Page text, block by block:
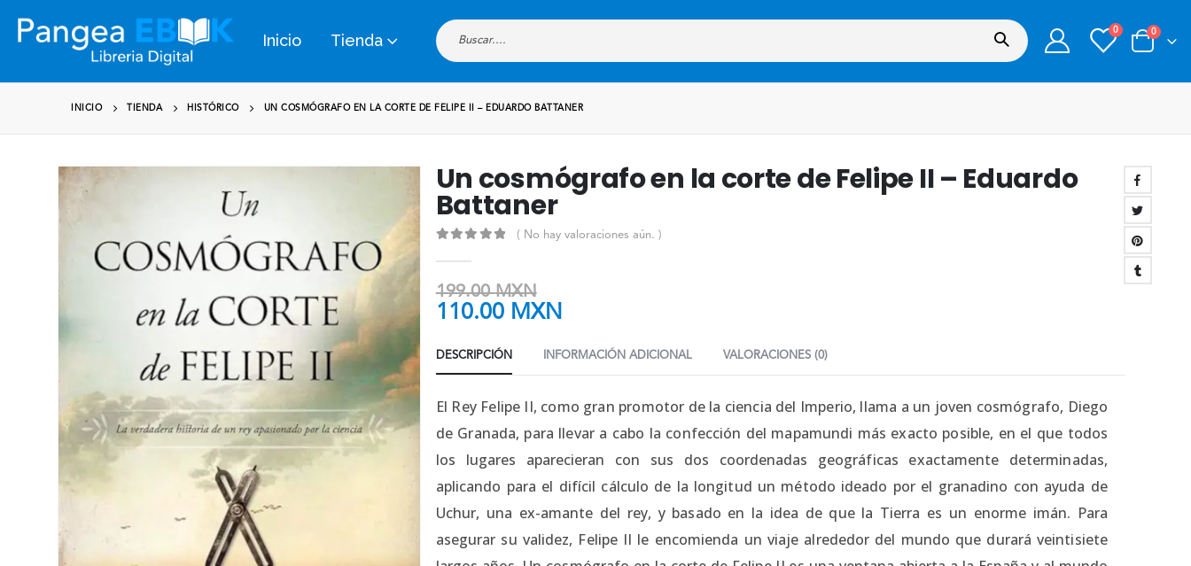
Inicio Tienda
0 0
INICIO TIENDA HISTÓRICO UN COSMÓGRAFO EN LA CORTE DE FELIPE II – EDUARDO BATTANER
Un cosmógrafo en la corte de Felipe II – Eduardo
Battaner
( No hay valoraciones aún. )
199.00MXN
110.00 MXN
DESCRIPCIÓN INFORMACIÓN ADICIONAL VALORACIONES (0)
El Rey Felipe II, como gran promotor de la ciencia del Imperio, llama a un joven cosmógrafo, Diego
de Granada, para llevar a cabo la confección del mapamundi más exacto posible, en el que todos
los lugares aparecieran con sus dos coordenadas geográficas exactamente determinadas,
aplicando para el difícil cálculo de la longitud un método ideado por el granadino con ayuda de
Uchur, una ex-amante del rey, y basado en la idea de que la Tierra es un enorme imán. Para
asegurar su validez, Felipe II le encomienda un viaje alrededor del mundo que durará veintisiete